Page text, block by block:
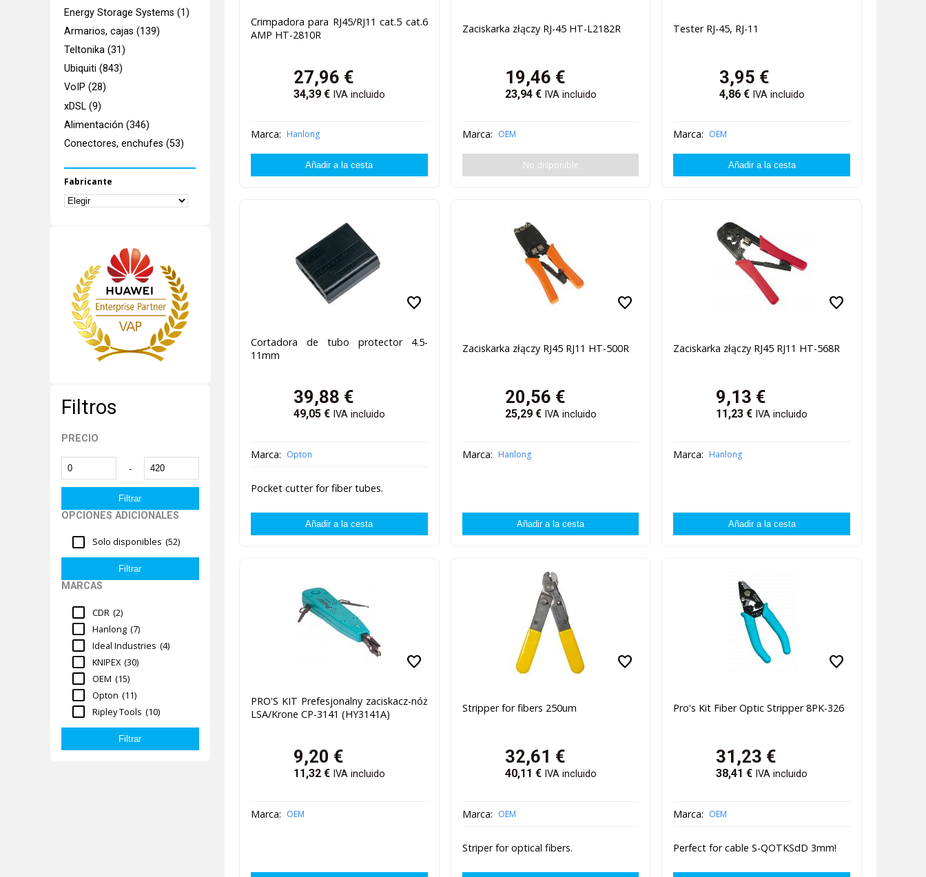
Energy Storage Systems (1)
Armarios, cajas (139)
Teltonika (31)
Ubiquiti (843)
VoIP (28)
xDSL (9)
Alimentación (346)
Conectores, enchufes (53)
Fabricante
Filtros
PRECIO
-
OPCIONES ADICIONALES
Solo disponibles (52)
MARCAS
CDR (2)
Hanlong (7)
Ideal Industries (4)
KNIPEX (30)
OEM (15)
Opton (11)
Ripley Tools (10)
Crimpadora para RJ45/RJ11 cat.5 cat.6
AMP HT-2810R
27,96 €
34,39€ IVA incluido
Marca: Hanlong
Zaciskarka złączy RJ-45 HT-L2182R
19,46 €
23,94€ IVA incluido
Marca: OEM
No disponible
Tester RJ-45, RJ-11
3,95 €
4,86€ IVA incluido
Marca: OEM
favorite
Cortadora de tubo protector 4.5-
11mm
39,88 €
49,05€ IVA incluido
Marca: Opton
Pocket cutter for fiber tubes.
favorite
Zaciskarka złączy RJ45 RJ11 HT-500R
20,56 €
25,29€ IVA incluido
Marca: Hanlong
favorite
Zaciskarka złączy RJ45 RJ11 HT-568R
9,13 €
11,23 € IVA incluido
Marca: Hanlong
favorite
PRO'S KIT Prefesjonalny zaciskacz-nóż
LSA/Krone CP-3141 (HY3141A)
9,20 €
11,32€ IVA incluido
Marca: OEM
favorite
Stripper for fibers 250um
32,61 €
40,11 € IVA incluido
Marca: OEM
Striper for optical fibers.
favorite
Pro's Kit Fiber Optic Stripper 8PK-326
31,23 €
38,41 € IVA incluido
Marca: OEM
Perfect for cable S-QOTKSdD 3mm!